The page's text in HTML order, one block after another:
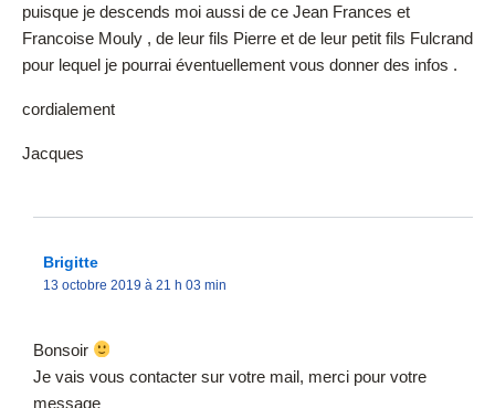
puisque je descends moi aussi de ce Jean Frances et
Francoise Mouly , de leur fils Pierre et de leur petit fils Fulcrand
pour lequel je pourrai éventuellement vous donner des infos .
cordialement
Jacques
Brigitte
13 octobre 2019 à 21 h 03 min
Bonsoir
Je vais vous contacter sur votre mail, merci pour votre
message